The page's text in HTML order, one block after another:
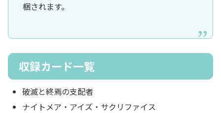
梱されます。
収録カード一覧
破滅と終焉の支配者
ナイトメア・アイズ・サクリファイス